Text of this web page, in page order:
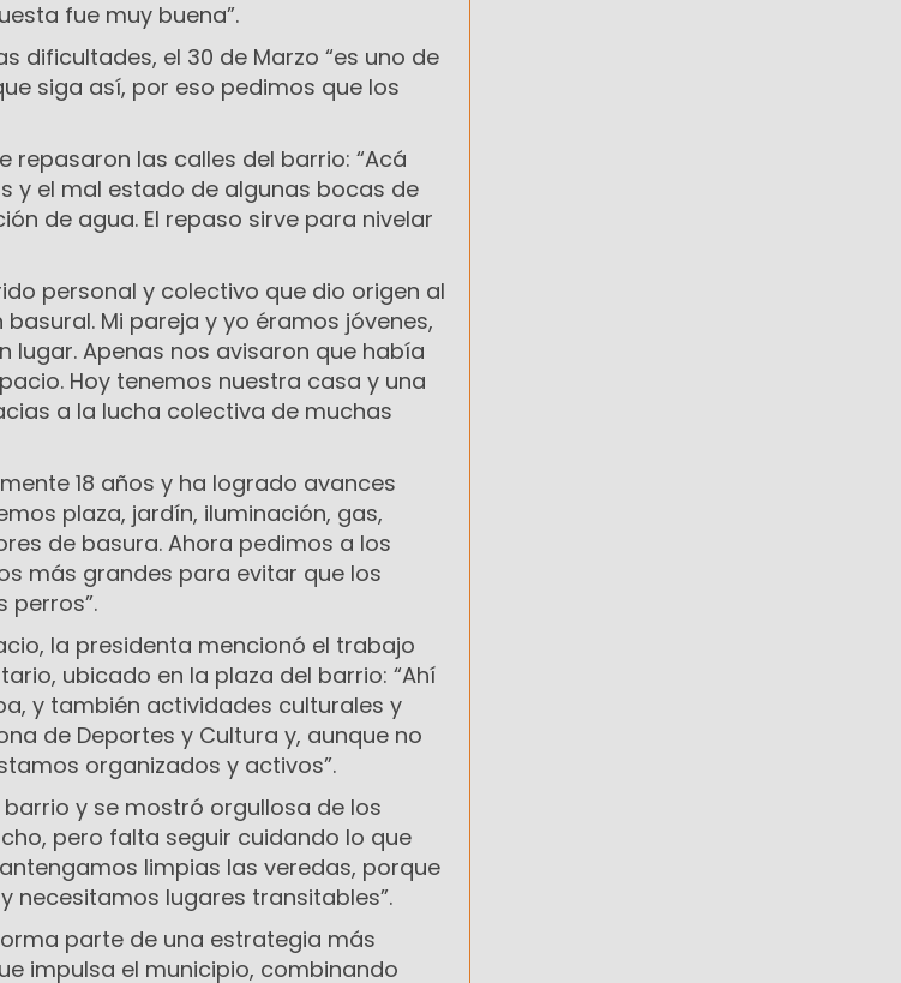
fue muy buena”.
dificultades, el 30 de Marzo “es uno de
siga así, por eso pedimos que los
repasaron las calles del barrio: “Acá
y el mal estado de algunas bocas de
de agua. El repaso sirve para nivelar
personal y colectivo que dio origen al
Mi pareja y yo éramos jóvenes,
Apenas nos avisaron que había
Hoy tenemos nuestra casa y una
a la lucha colectiva de muchas
18 años y ha logrado avances
plaza, jardín, iluminación, gas,
de basura. Ahora pedimos a los
más grandes para evitar que los
perros”.
la presidenta mencionó el trabajo
ubicado en la plaza del barrio: “Ahí
y también actividades culturales y
de Deportes y Cultura y, aunque no
organizados y activos”.
barrio y se mostró orgullosa de los
pero falta seguir cuidando lo que
limpias las veredas, porque
necesitamos lugares transitables”.
parte de una estrategia más
impulsa el municipio, combinando